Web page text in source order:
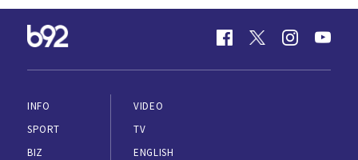
INFO
SPORT
BIZ
VIDEO
TV
ENGLISH